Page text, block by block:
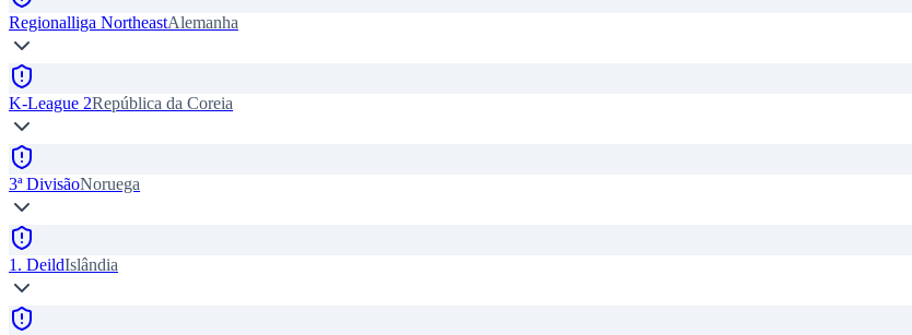
Regionalliga NortheastAlemanha
K-League 2República da Coreia
3ª DivisãoNoruega
1. DeildIslândia